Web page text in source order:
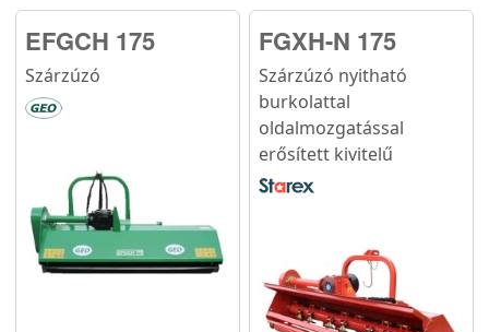
EFGCH 175
Szárzúzó
FGXH-N 175
Szárzúzó nyitható
burkolattal
oldalmozgatással
erősített kivitelű